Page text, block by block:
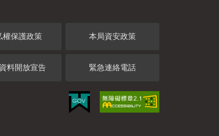
權保護政策 本局資安政策
料開放宣告 緊急連絡電話